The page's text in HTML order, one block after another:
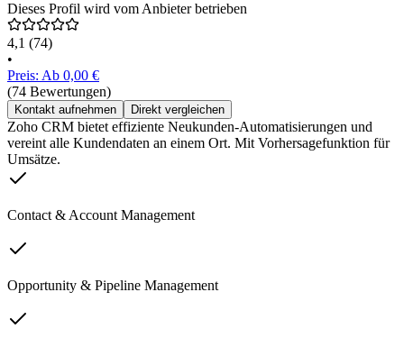
Dieses Profil wird vom Anbieter betrieben
4,1 (74)
•
Preis: Ab 0,00 €
(74 Bewertungen)
Kontakt aufnehmen Direkt vergleichen
Zoho CRM bietet effiziente Neukunden-Automatisierungen und
vereint alle Kundendaten an einem Ort. Mit Vorhersagefunktion für
Umsätze.
Contact & Account Management
Opportunity & Pipeline Management